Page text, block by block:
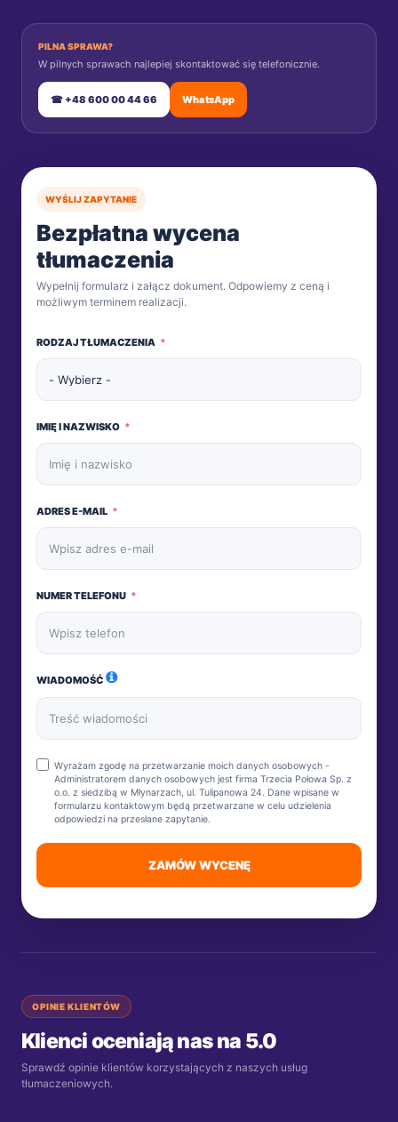
PILNA SPRAWA?
W pilnych sprawach najlepiej skontaktować się telefonicznie.
☎ +48 600 00 44 66 WhatsApp
WYŚLIJ ZAPYTANIE
Bezpłatna wycena
tłumaczenia
Wypełnij formularz i załącz dokument. Odpowiemy z ceną i
możliwym terminem realizacji.
RODZAJ TŁUMACZENIA
IMIĘ I NAZWISKO
ADRES E-MAIL
NUMER TELEFONU
WIADOMOŚĆ
Wyrażam zgodę na przetwarzanie moich danych osobowych -
Administratorem danych osobowych jest firma Trzecia Połowa Sp. z
o.o. z siedzibą w Młynarzach, ul. Tulipanowa 24. Dane wpisane w
formularzu kontaktowym będą przetwarzane w celu udzielenia
odpowiedzi na przesłane zapytanie.
ZAMÓW WYCENĘ
OPINIE KLIENTÓW
Klienci oceniają nas na 5.0
Sprawdź opinie klientów korzystających z naszych usług
tłumaczeniowych.